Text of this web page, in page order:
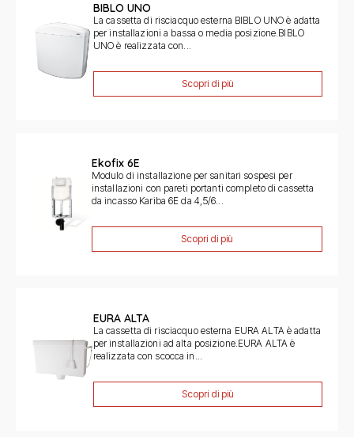
BIBLO UNO
La cassetta di risciacquo esterna BIBLO UNO è adatta
per installazioni a bassa o media posizione.BIBLO
UNO è realizzata con...
Scopri di più
Ekofix 6E
Modulo di installazione per sanitari sospesi per
installazioni con pareti portanti completo di cassetta
da incasso Kariba 6E da 4,5/6...
Scopri di più
EURA ALTA
La cassetta di risciacquo esterna EURA ALTA è adatta
per installazioni ad alta posizione.EURA ALTA è
realizzata con scocca in...
Scopri di più